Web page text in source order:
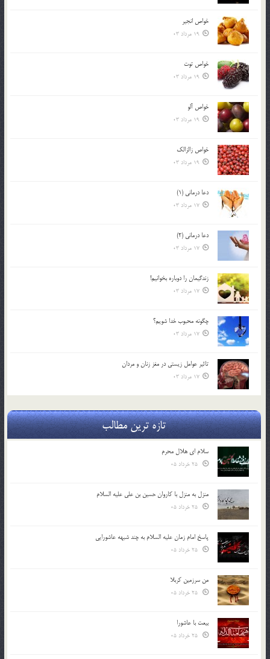
خواص انجير
19 مرداد 03
خواص توت
19 مرداد 03
خواص آلو
19 مرداد 03
خواص زالزالک
19 مرداد 03
دعا درمانی (1)
17 مرداد 03
دعا درمانی (2)
17 مرداد 03
زندگيمان را دوباره بخوانيم!
17 مرداد 03
چگونه محبوب خدا شويم؟
17 مرداد 03
تاثیر عوامل زيستي در مغز زنان و مردان
17 مرداد 03
تازه ترین مطالب
سلام ای هلال محرم
منزل به منزل با کاروان حسین بن علی علیه السلام
پاسخ امام زمان علیه السلام به چند شبهه عاشورایی
من سرزمین کربلا
بیعت با عاشورا